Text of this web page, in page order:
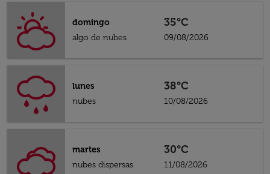
domingo
algo de nubes
35°C
09/08/2026
lunes
nubes
38°C
10/08/2026
martes
nubes dispersas
30°C
11/08/2026